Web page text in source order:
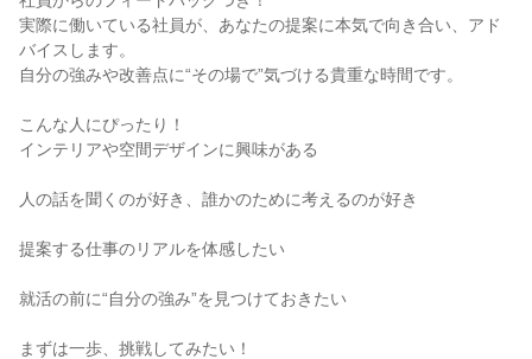
実際に働いている社員が、あなたの提案に本気で向き合い、アド
バイスします。
自分の強みや改善点に“その場で”気づける貴重な時間です。
こんな人にぴったり！
インテリアや空間デザインに興味がある
人の話を聞くのが好き、誰かのために考えるのが好き
提案する仕事のリアルを体感したい
就活の前に“自分の強み”を見つけておきたい
まずは一歩、挑戦してみたい！